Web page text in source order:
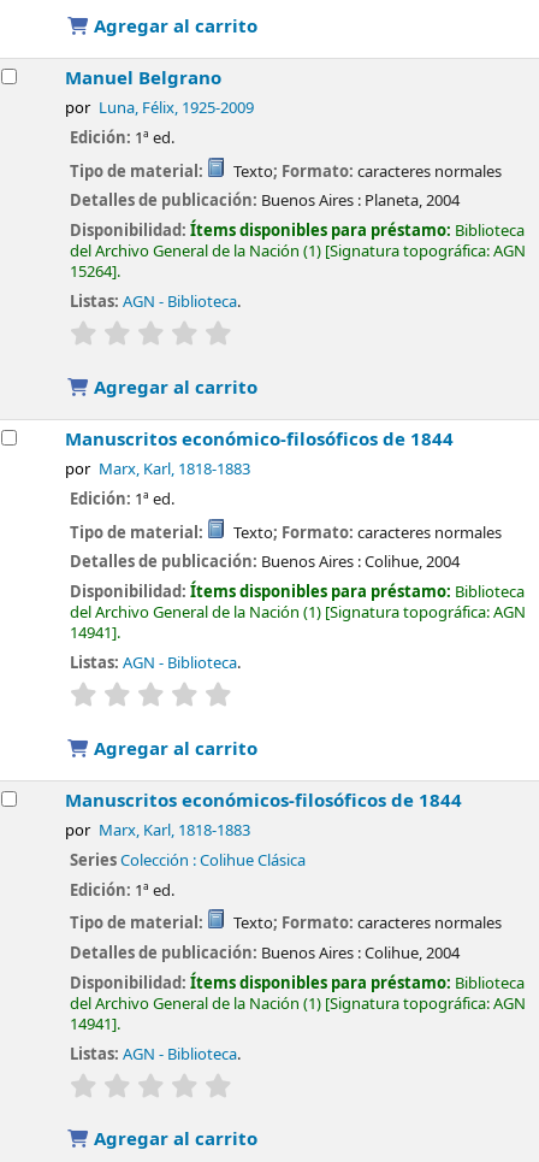
Agregar al carrito
Manuel Belgrano
por Luna, Félix, 1925-2009
Edición: 1ª ed.
Tipo de material:
Texto; Formato: caracteres normales
Detalles de publicación: Buenos Aires : Planeta,2004
Disponibilidad:Ítems disponibles para préstamo: Biblioteca
del Archivo General de la Nación (1) Signatura topográfica:AGN
15264 .
Listas: AGN - Biblioteca.
valoración
Agregar al carrito
Manuscritos económico-filosóficos de 1844
por Marx, Karl, 1818-1883
Edición: 1ª ed.
Tipo de material:
Texto; Formato: caracteres normales
Detalles de publicación: Buenos Aires :Colihue,2004
Disponibilidad:Ítems disponibles para préstamo: Biblioteca
del Archivo General de la Nación (1) Signatura topográfica:AGN
14941 .
Listas: AGN - Biblioteca.
valoración
Agregar al carrito
Manuscritos económicos-filosóficos de 1844
por Marx, Karl, 1818-1883
SeriesColección : Colihue Clásica
Edición: 1ª ed.
Tipo de material:
Texto; Formato: caracteres normales
Detalles de publicación: Buenos Aires :Colihue,2004
Disponibilidad:Ítems disponibles para préstamo: Biblioteca
del Archivo General de la Nación (1) Signatura topográfica:AGN
14941 .
Listas: AGN - Biblioteca.
valoración
Agregar al carrito